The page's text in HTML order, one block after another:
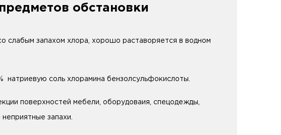
обстановки
слабым запахом хлора, хорошо раставоряется в водном
натриевую соль хлорамина бензолсульфокислоты.
поверхностей мебели, оборудоваия, спецодежды,
запахи.